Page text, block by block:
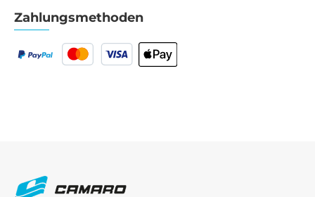
Zahlungsmethoden